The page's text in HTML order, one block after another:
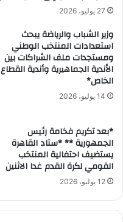
27 يوليو، 2026
وزير الشباب والرياضة يبحث
استعدادات المنتخب الوطني
ومستجدات ملف الشراكات بين
الأندية الجماهيرية وأندية القطاع
الخاص*
14 يوليو، 2026
*بعد تكريم فخامة رئيس
الجمهورية ** *ستاد القاهرة
يستضيف احتفالية المنتخب
القومي لكرة القدم غدا الاثنين
12 يوليو، 2026